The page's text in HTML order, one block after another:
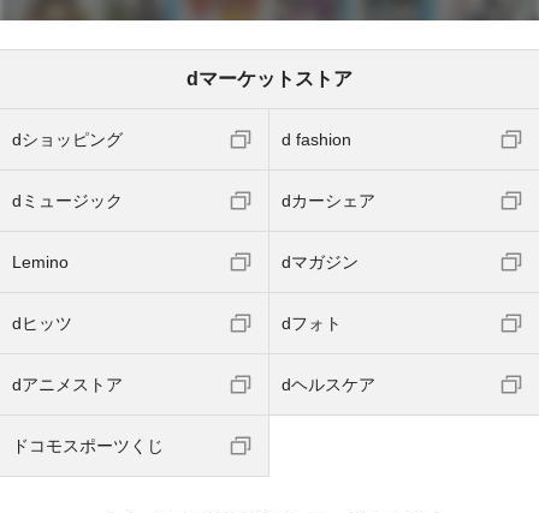
dマーケットストア
dショッピング d fashion
dミュージック dカーシェア
Lemino dマガジン
dヒッツ dフォト
dアニメストア dヘルスケア
ドコモスポーツくじ